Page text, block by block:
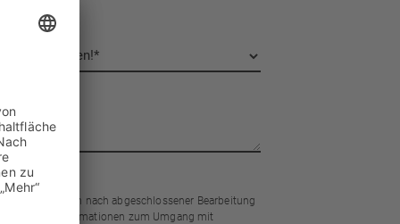
Daten werden nach abgeschlossener Bearbeitung
Informationen zum Umgang mit